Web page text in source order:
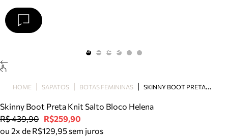
Papete
Scarpin
Mocassim
Bolsa
Arezzo
HOME SAPATOS BOTAS FEMININAS S
KINNY BOOT PRETA KNIT SALTO BLOCO HELENA
Skinny Boot Preta Knit Salto Bloco Helena
R$ 439,90 R$259,90
ou 2x de R$129,95 sem juros